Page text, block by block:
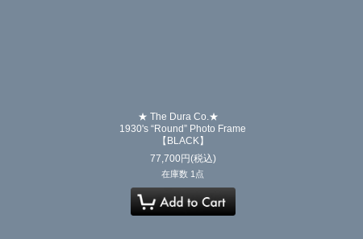
★ The Dura Co.★
1930's “Round” Photo Frame
【BLACK】
77,700円(税込)
在庫数 1点